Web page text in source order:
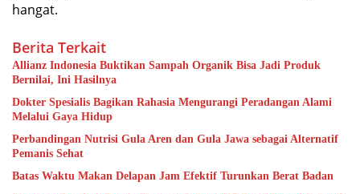
hangat.
Berita Terkait
Allianz Indonesia Buktikan Sampah Organik Bisa Jadi Produk
Bernilai, Ini Hasilnya
Dokter Spesialis Bagikan Rahasia Mengurangi Peradangan Alami
Melalui Gaya Hidup
Perbandingan Nutrisi Gula Aren dan Gula Jawa sebagai Alternatif
Pemanis Sehat
Batas Waktu Makan Delapan Jam Efektif Turunkan Berat Badan